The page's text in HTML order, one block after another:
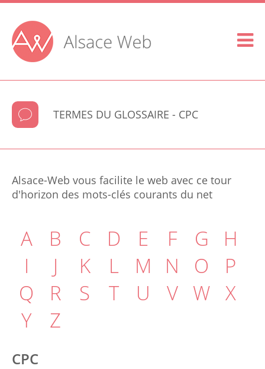
TERMES DU GLOSSAIRE - CPC
Alsace-Web vous facilite le web avec ce tour
d'horizon des mots-clés courants du net
A B C D E F G
H
I
J K L M N O
P
Q
R S T U V W X
Y
Z
CPC